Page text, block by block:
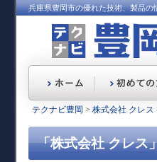
兵庫県豊岡市の優れた技術、製品
テクナビ豊岡 > 株式会社 クレス
「株式会社 クレス